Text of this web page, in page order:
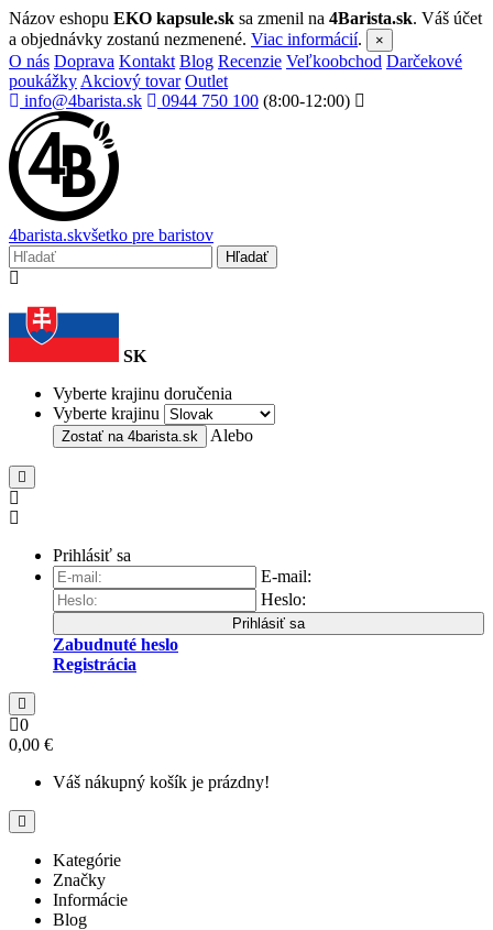
Názov eshopu EKO kapsule.sk sa zmenil na 4Barista.sk. Váš účet
a objednávky zostanú nezmenené. Viac informácií. ×
O nás Doprava Kontakt Blog Recenzie Veľkoobchod Darčekové
poukážky Akciový tovar Outlet
info@4barista.sk
0944 750 100 (8:00-12:00)
4barista.skvšetko pre baristov
Hľadať
SK
Vyberte krajinu doručenia
Vyberte krajinu
Zostať na 4barista.sk Alebo
Prihlásiť sa
E-mail:
Heslo:
Prihlásiť sa
Zabudnuté heslo
Registrácia
0
0,00 €
Váš nákupný košík je prázdny!
Kategórie
Značky
Informácie
Blog